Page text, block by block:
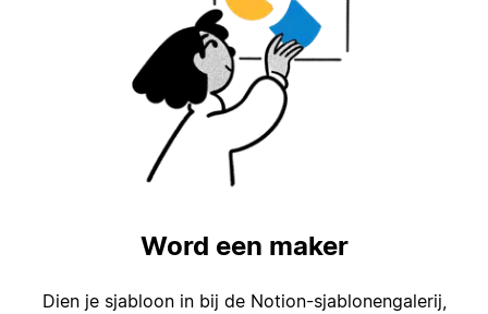
Word een maker
Dien je sjabloon in bij de Notion-sjablonengalerij,